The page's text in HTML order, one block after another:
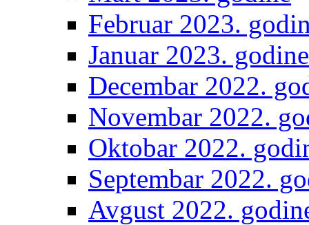
Februar 2023.
Januar 2023. godine
Decembar 2022.
Novembar 2022.
Oktobar 2022.
Septembar 2022.
Avgust 2022.